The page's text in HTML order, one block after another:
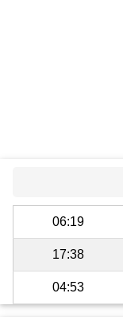
06:19
17:38
04:53